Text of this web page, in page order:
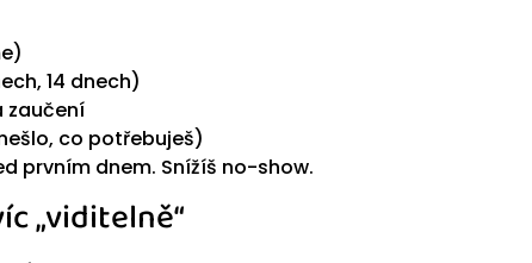
14 dnech)
zaučení
co potřebuješ)
prvním dnem. Snížíš no-show.
„viditelně“